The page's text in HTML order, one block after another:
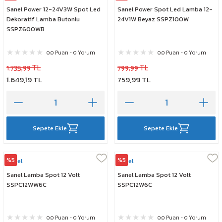
Sanel Power 12-24V3W Spot Led
Dekoratif Lamba Butonlu
SSPZ600WB
0.0 Puan - 0 Yorum
1.735,99 TL
1.649,19 TL
Sepete Ekle
Sanel Power Spot Led Lamba 12-
24V1W Beyaz SSPZ100W
0.0 Puan - 0 Yorum
799,99 TL
759,99 TL
Sepete Ekle
%5
Sanel
Sanel Lamba Spot 12 Volt
SSPC12WW6C
0.0 Puan - 0 Yorum
%5
Sanel
Sanel Lamba Spot 12 Volt
SSPC12W6C
0.0 Puan - 0 Yorum